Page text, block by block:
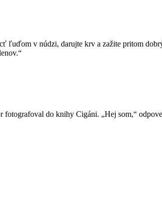
ľuďom v núdzi, darujte krv a zažite pritom
do knihy Cigáni. „Hej som,“